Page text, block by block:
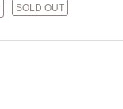
SOLD OUT